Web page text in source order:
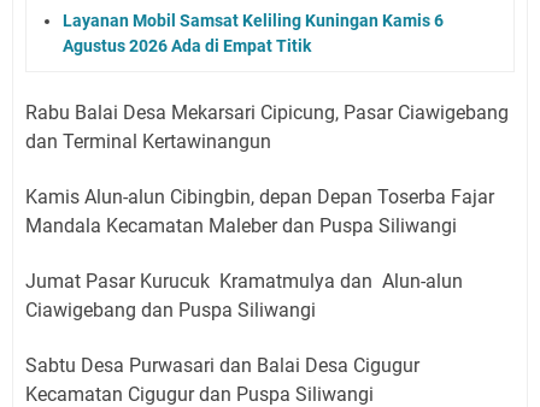
Layanan Mobil Samsat Keliling Kuningan Kamis 6
Agustus 2026 Ada di Empat Titik
Rabu Balai Desa Mekarsari Cipicung, Pasar Ciawigebang
dan Terminal Kertawinangun
Kamis Alun-alun Cibingbin, depan Depan Toserba Fajar
Mandala Kecamatan Maleber dan Puspa Siliwangi
Jumat Pasar Kurucuk Kramatmulya dan Alun-alun
Ciawigebang dan Puspa Siliwangi
Sabtu Desa Purwasari dan Balai Desa Cigugur
Kecamatan Cigugur dan Puspa Siliwangi